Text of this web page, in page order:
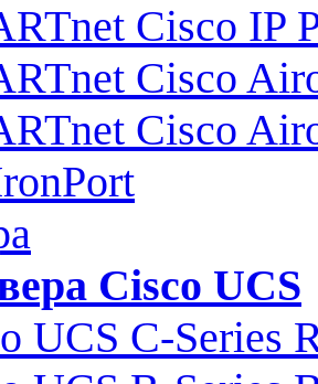
Cisco IP
Cisco
Cisco
Cisco UCS
UCS C-Series